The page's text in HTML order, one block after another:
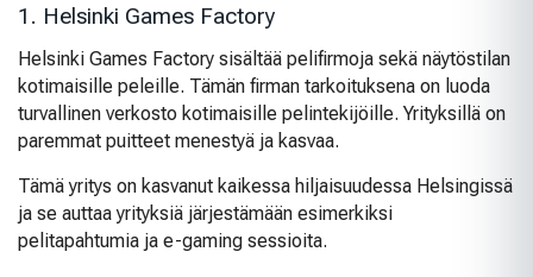
1. Helsinki Games Factory
Helsinki Games Factory sisältää pelifirmoja sekä näytöstilan
kotimaisille peleille. Tämän firman tarkoituksena on luoda
turvallinen verkosto kotimaisille pelintekijöille. Yrityksillä on
paremmat puitteet menestyä ja kasvaa.
Tämä yritys on kasvanut kaikessa hiljaisuudessa Helsingissä
ja se auttaa yrityksiä järjestämään esimerkiksi
pelitapahtumia ja e-gaming sessioita.